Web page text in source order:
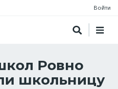
Войти
Ровно
школьницу